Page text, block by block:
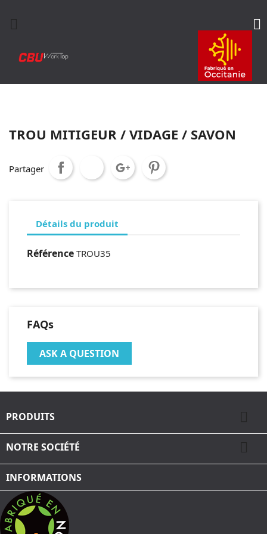
 
TROU MITIGEUR / VIDAGE / SAVON
Partager
Détails du produit
Référence TROU35
FAQs
ASK A QUESTION
PRODUITS 
NOTRE SOCIÉTÉ 
INFORMATIONS